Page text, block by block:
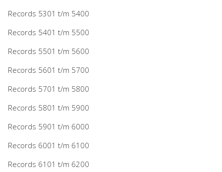
Records 5301 t/m 5400
Records 5401 t/m 5500
Records 5501 t/m 5600
Records 5601 t/m 5700
Records 5701 t/m 5800
Records 5801 t/m 5900
Records 5901 t/m 6000
Records 6001 t/m 6100
Records 6101 t/m 6200